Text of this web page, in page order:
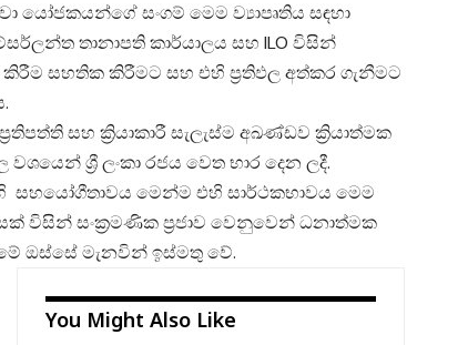
යෝජකයන්ගේ සංගම් මෙම ව්‍යාපෘතිය සඳහා
තානාපති කාර්යාලය සහ ILO විසින්
කිරීම සහතික කිරීමට සහ එහි ප්‍රතිඵල අත්කර ගැනීමට
සහ ක්‍රියාකාරී සැලැස්ම අඛණ්ඩව ක්‍රියාත්මක
ශ්‍රී ලංකා රජය වෙත භාර දෙන ලදී.
හි සහයෝගීතාවය මෙන්ම එහි සාර්ථකභාවය මෙම
විසින් සංක්‍රමණික ප්‍රජාව වෙනුවෙන් ධනාත්මක
ඔස්සේ මැනවින් ඉස්මතු වේ.
You Might Also Like